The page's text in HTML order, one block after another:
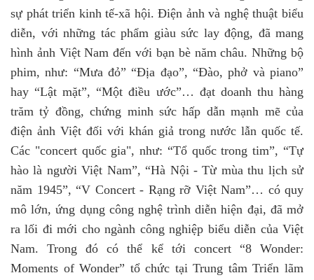
sự phát triển kinh tế-xã hội. Điện ảnh và nghệ thuật biểu
diễn, với những tác phẩm giàu sức lay động, đã mang
hình ảnh Việt Nam đến với bạn bè năm châu. Những bộ
phim, như: “Mưa đỏ” “Địa đạo”, “Đào, phở và piano”
hay “Lật mặt”, “Một điều ước”… đạt doanh thu hàng
trăm tỷ đồng, chứng minh sức hấp dẫn mạnh mẽ của
điện ảnh Việt đối với khán giả trong nước lẫn quốc tế.
Các "concert quốc gia", như: “Tổ quốc trong tim”, “Tự
hào là người Việt Nam”, “Hà Nội - Từ mùa thu lịch sử
năm 1945”, “V Concert - Rạng rỡ Việt Nam”… có quy
mô lớn, ứng dụng công nghệ trình diễn hiện đại, đã mở
ra lối đi mới cho ngành công nghiệp biểu diễn của Việt
Nam. Trong đó có thể kể tới concert “8 Wonder:
Moments of Wonder” tổ chức tại Trung tâm Triển lãm